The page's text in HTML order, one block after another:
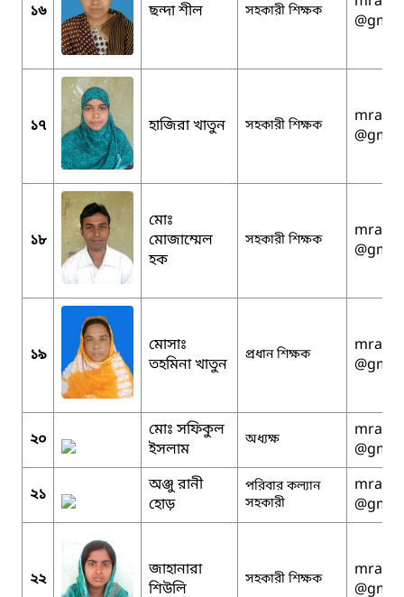
১৬ ছন্দা শীল সহকারী শিক্ষক
১৭ হাজিরা খাতুন সহকারী শিক্ষক
১৮
মোঃ
মোজাম্মেল
হক
সহকারী শিক্ষক
১৯
মোসাঃ
তহমিনা খাতুন
প্রধান শিক্ষক
২০
মোঃ সফিকুল
ইসলাম
অধ্যক্ষ
২১
অঞ্জু রানী
হোড়
পরিবার কল্যান
সহকারী
২২
জাহানারা
শিউলি
সহকারী শিক্ষক